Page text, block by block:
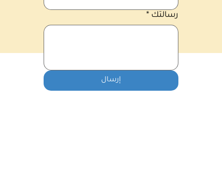
رسالتك *
إرسال